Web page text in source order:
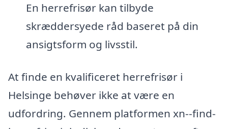
En herrefrisør kan tilbyde
skræddersyede råd baseret på din
ansigtsform og livsstil.
At finde en kvalificeret herrefrisør i
Helsinge behøver ikke at være en
udfordring. Gennem platformen xn--find-